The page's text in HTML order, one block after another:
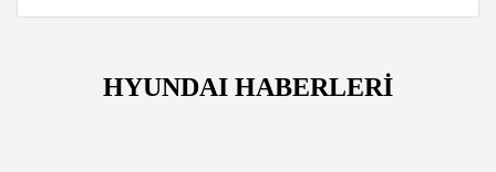
HYUNDAI HABERLERİ